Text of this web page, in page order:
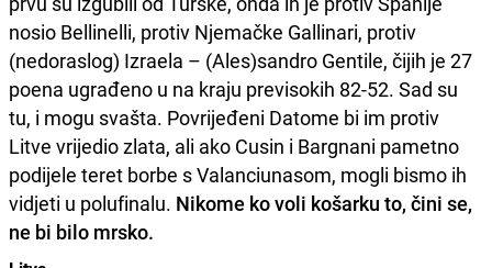
nosio Bellinelli, protiv Njemačke Gallinari, protiv
(nedoraslog) Izraela – (Ales)sandro Gentile, čijih je 27
poena ugrađeno u na kraju previsokih 82-52. Sad su
tu, i mogu svašta. Povrijeđeni Datome bi im protiv
Litve vrijedio zlata, ali ako Cusin i Bargnani pametno
podijele teret borbe s Valanciunasom, mogli bismo ih
vidjeti u polufinalu. Nikome ko voli košarku to, čini se,
ne bi bilo mrsko.